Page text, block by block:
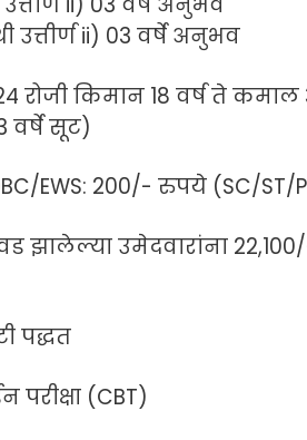
उत्तीर्ण ii) 03 वर्षे अनुभव
रोजी किमान 18 वर्ष ते कमाल
वर्षे सूट)
EWS: 200/- रुपये (SC/ST/
झालेल्या उमेदवारांना
पद्धत
(CBT)